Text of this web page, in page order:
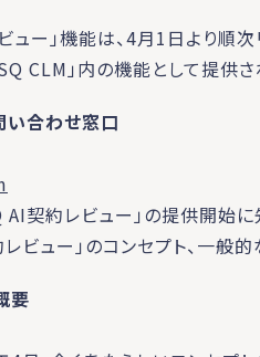
ュー」機能は、4月1日より順次
CLM」内の機能として提供さ
い合わせ窓口
AI契約レビュー」の提供開始
ビュー」のコンセプト、一般
要